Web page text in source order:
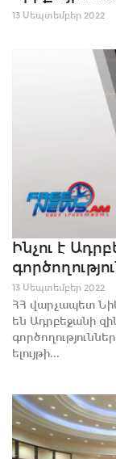
13 Սեպտեմբեր 2022
Ինչու է
13 Սեպտեմբեր 2022
ՀՀ վարչապետ
են Ադրբեջանի
ելույթի...